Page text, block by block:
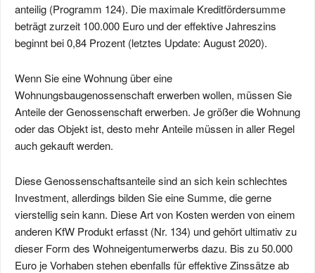
anteilig (Programm 124). Die maximale Kreditfördersumme
beträgt zurzeit 100.000 Euro und der effektive Jahreszins
beginnt bei 0,84 Prozent (letztes Update: August 2020).
Wenn Sie eine Wohnung über eine
Wohnungsbaugenossenschaft erwerben wollen, müssen Sie
Anteile der Genossenschaft erwerben. Je größer die Wohnung
oder das Objekt ist, desto mehr Anteile müssen in aller Regel
auch gekauft werden.
Diese Genossenschaftsanteile sind an sich kein schlechtes
Investment, allerdings bilden Sie eine Summe, die gerne
vierstellig sein kann. Diese Art von Kosten werden von einem
anderen KfW Produkt erfasst (Nr. 134) und gehört ultimativ zu
dieser Form des Wohneigentumerwerbs dazu. Bis zu 50.000
Euro je Vorhaben stehen ebenfalls für effektive Zinssätze ab